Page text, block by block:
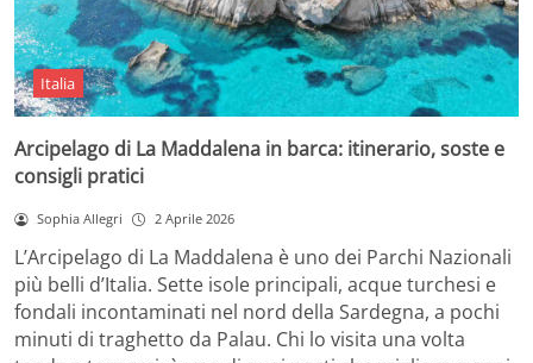
Italia
Arcipelago di La Maddalena in barca: itinerario, soste e
consigli pratici
Sophia Allegri 2 Aprile 2026
L’Arcipelago di La Maddalena è uno dei Parchi Nazionali
più belli d’Italia. Sette isole principali, acque turchesi e
fondali incontaminati nel nord della Sardegna, a pochi
minuti di traghetto da Palau. Chi lo visita una volta